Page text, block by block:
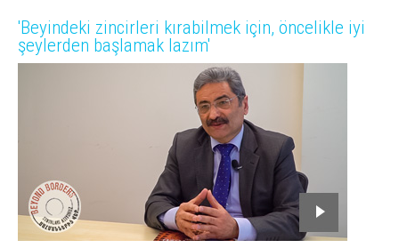
'Beyindeki zincirleri kırabilmek için, öncelikle iyi
şeylerden başlamak lazım'